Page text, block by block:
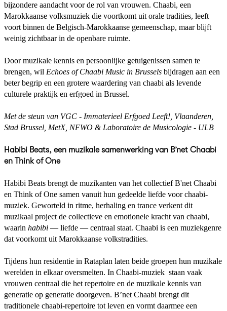
bijzondere aandacht voor de rol van vrouwen. Chaabi, een
Marokkaanse volksmuziek die voortkomt uit orale tradities, leeft
voort binnen de Belgisch-Marokkaanse gemeenschap, maar blijft
weinig zichtbaar in de openbare ruimte.
Door muzikale kennis en persoonlijke getuigenissen samen te
brengen, wil Echoes of Chaabi Music in Brussels bijdragen aan een
beter begrip en een grotere waardering van chaabi als levende
culturele praktijk en erfgoed in Brussel.
Met de steun van VGC - Immaterieel Erfgoed Leeft!, Vlaanderen,
Stad Brussel, MetX, NFWO & Laboratoire de Musicologie - ULB
Habibi Beats, een muzikale samenwerking van B’net Chaabi
en Think of One
Habibi Beats brengt de muzikanten van het collectief B'net Chaabi
en Think of One samen vanuit hun gedeelde liefde voor chaabi-
muziek. Geworteld in ritme, herhaling en trance verkent dit
muzikaal project de collectieve en emotionele kracht van chaabi,
waarin habibi — liefde — centraal staat. Chaabi is een muziekgenre
dat voorkomt uit Marokkaanse volkstradities.
Tijdens hun residentie in Rataplan laten beide groepen hun muzikale
werelden in elkaar oversmelten. In Chaabi-muziek staan vaak
vrouwen centraal die het repertoire en de muzikale kennis van
generatie op generatie doorgeven. B’net Chaabi brengt dit
traditionele chaabi-repertoire tot leven en vormt daarmee een